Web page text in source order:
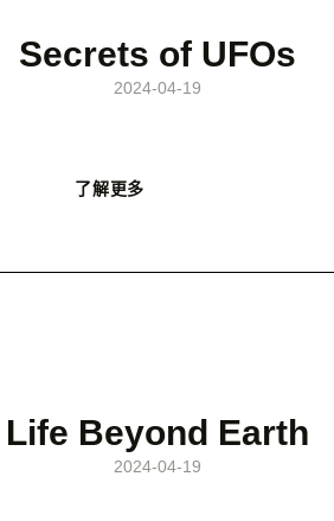
Secrets of UFOs
2024-04-19
了解更多
Life Beyond Earth
2024-04-19